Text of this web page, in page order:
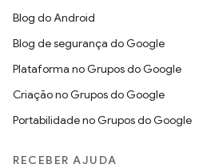
Blog do Android
Blog de segurança do Google
Plataforma no Grupos do Google
Criação no Grupos do Google
Portabilidade no Grupos do Google
RECEBER AJUDA